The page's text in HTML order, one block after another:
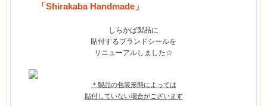
「Shirakaba Handmade」
しらかば製品に
貼付するブランドシールを
リニューアルしました☆
＊製品の包装形態によっては
貼付していない場合がございます